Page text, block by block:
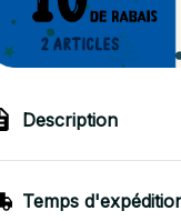
Description
Temps